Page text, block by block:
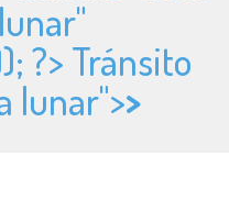
?> Tránsito
lunar">>